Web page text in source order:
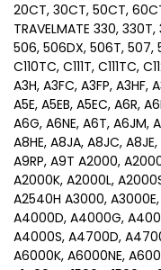
20CT, 30CT, 50CT,
TRAVELMATE 330,
506, 506DX, 506T, 507,
C110TC, C111T, C111TC,
A3H, A3FC, A3FP, A3HF,
A5E, A5EB, A5EC, A6R,
A6G, A6NE, A6T, A6JM,
A8HE, A8JA, A8JC,
A9RP, A9T A2000,
A2000K, A2000L,
A2540H A3000,
A4000D, A4000G,
A4000S, A4700D,
A6000K, A6000NE,